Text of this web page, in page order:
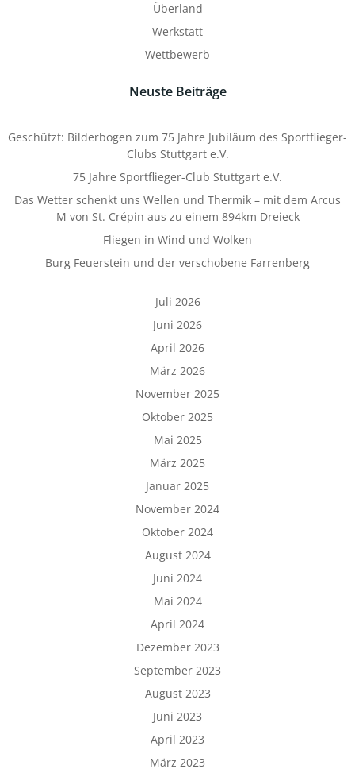
Überland
Werkstatt
Wettbewerb
Neuste Beiträge
Geschützt: Bilderbogen zum 75 Jahre Jubiläum des Sportflieger-
Clubs Stuttgart e.V.
75 Jahre Sportflieger-Club Stuttgart e.V.
Das Wetter schenkt uns Wellen und Thermik – mit dem Arcus
M von St. Crépin aus zu einem 894km Dreieck
Fliegen in Wind und Wolken
Burg Feuerstein und der verschobene Farrenberg
Juli 2026
Juni 2026
April 2026
März 2026
November 2025
Oktober 2025
Mai 2025
März 2025
Januar 2025
November 2024
Oktober 2024
August 2024
Juni 2024
Mai 2024
April 2024
Dezember 2023
September 2023
August 2023
Juni 2023
April 2023
März 2023